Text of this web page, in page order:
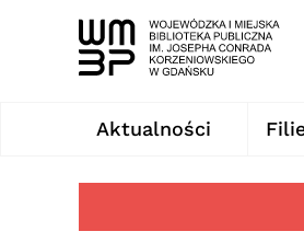
Aktualności